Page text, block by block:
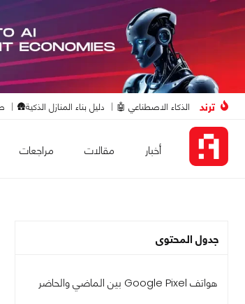
ترند الذكاء الاصطناعي 🤖 دليل بناء المنازل الذكية🛖
أخبار مقالات مراجعات
جدول المحتوى
هواتف Google Pixel بين الماضي والحاضر